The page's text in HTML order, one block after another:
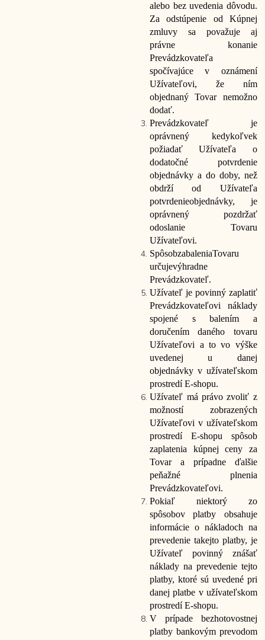
alebo bez uvedenia dôvodu.
Za odstúpenie od Kúpnej
zmluvy sa považuje aj
právne konanie
Prevádzkovateľa
spočívajúce v oznámení
Užívateľovi, že ním
objednaný Tovar nemožno
dodať.
Prevádzkovateľ je
oprávnený kedykoľvek
požiadať Užívateľa o
dodatočné potvrdenie
objednávky a do doby, než
obdrží od Užívateľa
potvrdenieobjednávky, je
oprávnený pozdržať
odoslanie Tovaru
Užívateľovi.
SpôsobzabaleniaTovaru
určujevýhradne
Prevádzkovateľ.
Užívateľ je povinný zaplatiť
Prevádzkovateľovi náklady
spojené s balením a
doručením daného tovaru
Užívateľovi a to vo výške
uvedenej u danej
objednávky v užívateľskom
prostredí E-shopu.
Užívateľ má právo zvoliť z
možností zobrazených
Užívateľovi v užívateľskom
prostredí E-shopu spôsob
zaplatenia kúpnej ceny za
Tovar a prípadne ďalšie
peňažné plnenia
Prevádzkovateľovi.
Pokiaľ niektorý zo
spôsobov platby obsahuje
informácie o nákladoch na
prevedenie takejto platby, je
Užívateľ povinný znášať
náklady na prevedenie tejto
platby, ktoré sú uvedené pri
danej platbe v užívateľskom
prostredí E-shopu.
V prípade bezhotovostnej
platby bankovým prevodom